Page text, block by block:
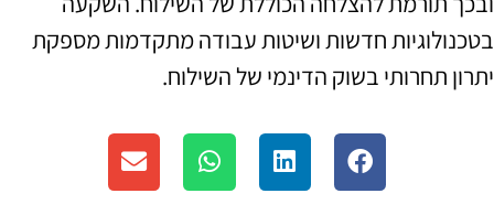
בטכנולוגיות חדשות ושיטות עבודה מתקדמות מספקת
יתרון תחרותי בשוק הדינמי של השילוח.